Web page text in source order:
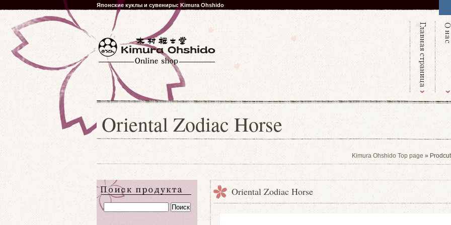
Японские куклы и сувениры: Kimura Ohshido
Oriental Zodiac Horse
Kimura Ohshido Top page »
Oriental Zodiac Horse